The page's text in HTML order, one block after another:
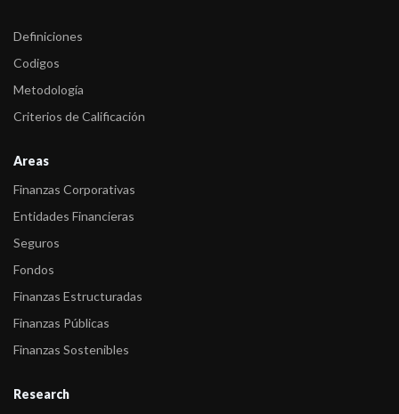
Definiciones
Codigos
Metodología
Criterios de Calificación
Areas
Finanzas Corporativas
Entidades Financieras
Seguros
Fondos
Finanzas Estructuradas
Finanzas Públicas
Finanzas Sostenibles
Research